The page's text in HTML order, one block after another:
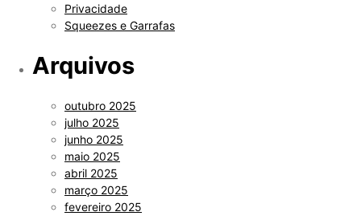
Privacidade
Squeezes e Garrafas
Arquivos
outubro 2025
julho 2025
junho 2025
maio 2025
abril 2025
março 2025
fevereiro 2025